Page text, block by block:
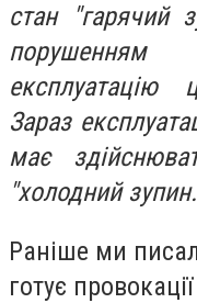
стан "гарячий
експлуатацію
Зараз
має
"холодний зупин.
Раніше ми
готує